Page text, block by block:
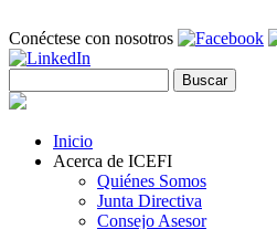
Conéctese con nosotros
Formulario de búsqueda
Inicio
Acerca de ICEFI
Quiénes Somos
Junta Directiva
Consejo Asesor